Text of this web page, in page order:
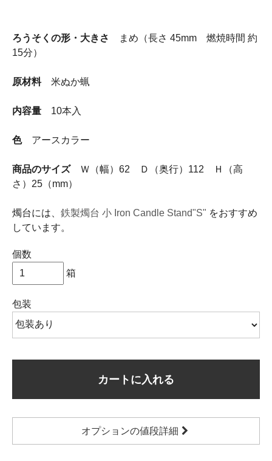
ろうそくの形・大きさ
まめ（長さ 45mm 燃焼時間 約
15分）
原材料米ぬか蝋
内容量 10本入
色アースカラー
商品のサイズＷ（幅）62 Ｄ（奥行）112 Ｈ（高
さ）25（mm）
燭台には、 鉄製燭台 小 Iron Candle Stand"S" をおすすめ
しています。
個数
箱
包装
カートに入れる
オプションの値段詳細